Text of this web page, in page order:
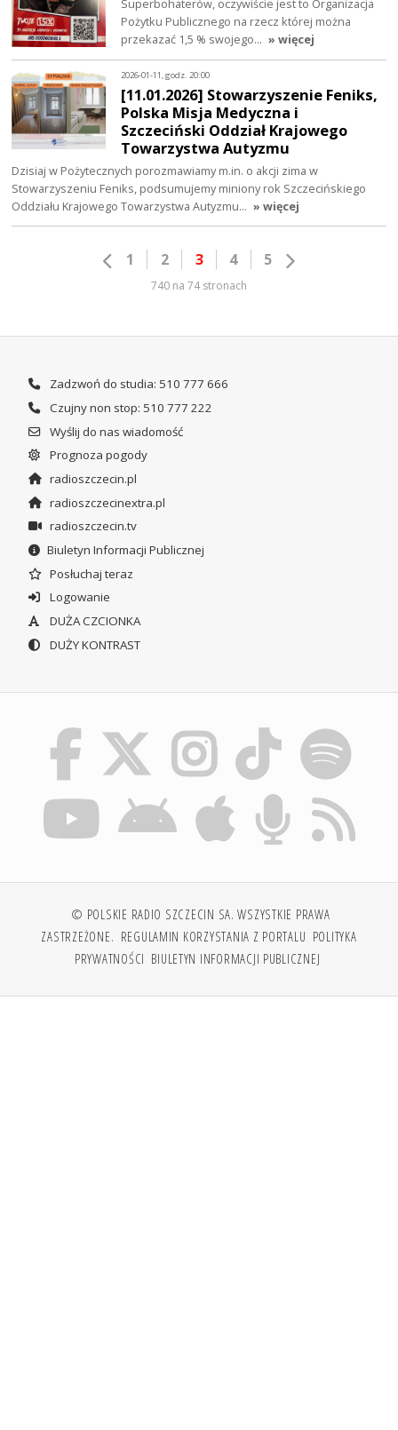
Superbohaterów, oczywiście jest to Organizacja
Pożytku Publicznego na rzecz której można
przekazać 1,5 % swojego… » więcej
2026-01-11, godz. 20:00
[11.01.2026] Stowarzyszenie Feniks,
Polska Misja Medyczna i
Szczeciński Oddział Krajowego
Towarzystwa Autyzmu
Dzisiaj w Pożytecznych porozmawiamy m.in. o akcji zima w
Stowarzyszeniu Feniks, podsumujemy miniony rok Szczecińskiego
Oddziału Krajowego Towarzystwa Autyzmu… » więcej
1 2 3 4 5
740 na 74 stronach
Zadzwoń do studia: 510 777 666
Czujny non stop: 510 777 222
Wyślij do nas wiadomość
Prognoza pogody
radioszczecin.pl
radioszczecinextra.pl
radioszczecin.tv
Biuletyn Informacji Publicznej
Posłuchaj teraz
Logowanie
DUŻA CZCIONKA
DUŻY KONTRAST
© POLSKIE RADIO SZCZECIN SA. WSZYSTKIE PRAWA
ZASTRZEŻONE. REGULAMIN KORZYSTANIA Z PORTALU POLITYKA
PRYWATNOŚCI BIULETYN INFORMACJI PUBLICZNEJ